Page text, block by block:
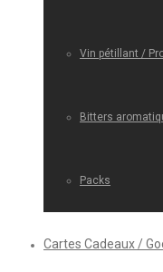
Vin pétillant /
Bitters
Packs
Cartes Cadeaux /